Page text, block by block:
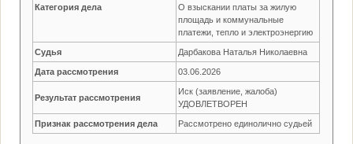
Категория дела
О взыскании платы за жилую
площадь и коммунальные
платежи, тепло и электроэнергию
Судья Дарбакова Наталья Николаевна
Дата рассмотрения 03.06.2026
Результат рассмотрения
Иск (заявление, жалоба)
УДОВЛЕТВОРЕН
Признак рассмотрения дела Рассмотрено единолично судьей